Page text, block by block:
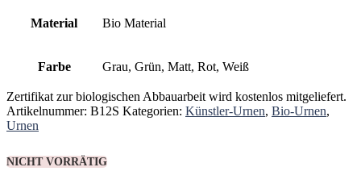
Material Bio Material
Farbe Grau, Grün, Matt, Rot, Weiß
Zertifikat zur biologischen Abbauarbeit wird kostenlos mitgeliefert.
Artikelnummer: B12S Kategorien: Künstler-Urnen, Bio-Urnen,
Urnen
NICHT VORRÄTIG